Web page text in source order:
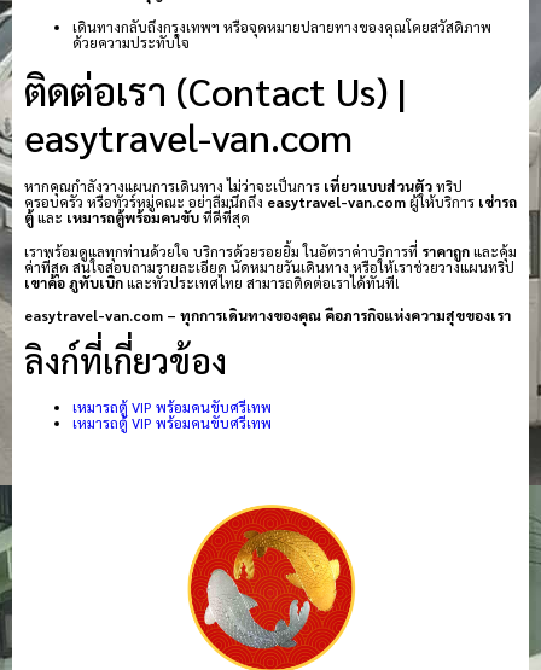
เดินทางกลับถึงกรุงเทพฯ หรือจุดหมายปลายทางของคุณโดยสวัสดิภาพ
ด้วยความประทับใจ
ติดต่อเรา (Contact Us) |
easytravel-van.com
หากคุณกำลังวางแผนการเดินทาง ไม่ว่าจะเป็นการ เที่ยวแบบส่วนตัวทริป
ครอบครัว หรือทัวร์หมู่คณะ อย่าลืมนึกถึง easytravel-van.comผู้ให้บริการ เช่ารถ
ตู้และ เหมารถตู้พร้อมคนขับที่ดีที่สุด
เราพร้อมดูแลทุกท่านด้วยใจ บริการด้วยรอยยิ้ม ในอัตราค่าบริการที่ ราคาถูกและคุ้ม
ค่าที่สุด สนใจสอบถามรายละเอียด นัดหมายวันเดินทาง หรือให้เราช่วยวางแผนทริป
เขาค้อภูทับเบิกและทั่วประเทศไทย สามารถติดต่อเราได้ทันที!
easytravel-van.com – ทุกการเดินทางของคุณ คือภารกิจแห่งความสุขของเรา
ลิงก์ที่เกี่ยวข้อง
เหมารถตู้ VIP พร้อมคนขับศรีเทพ
เหมารถตู้ VIP พร้อมคนขับศรีเทพ